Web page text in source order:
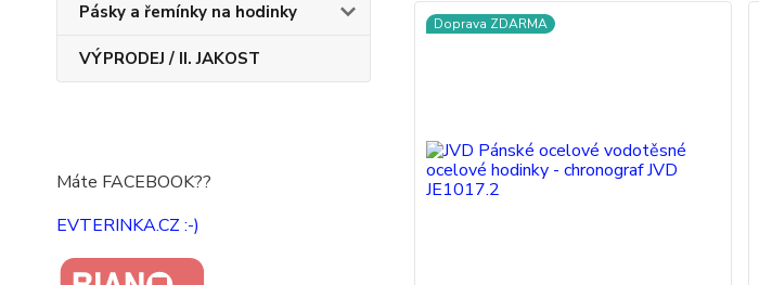
Pásky a řemínky na hodinky
VÝPRODEJ / II. JAKOST
Máte FACEBOOK??
EVTERINKA.CZ :-)
Doprava ZDARMA